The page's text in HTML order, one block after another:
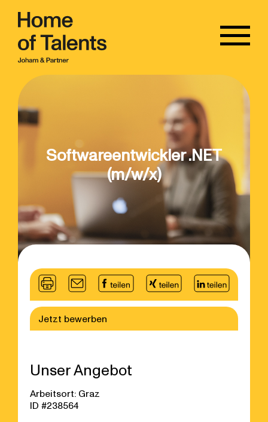
Softwareentwickler .NET
(m/w/x)
Jetzt bewerben
Unser Angebot
Arbeitsort: Graz
ID #238564